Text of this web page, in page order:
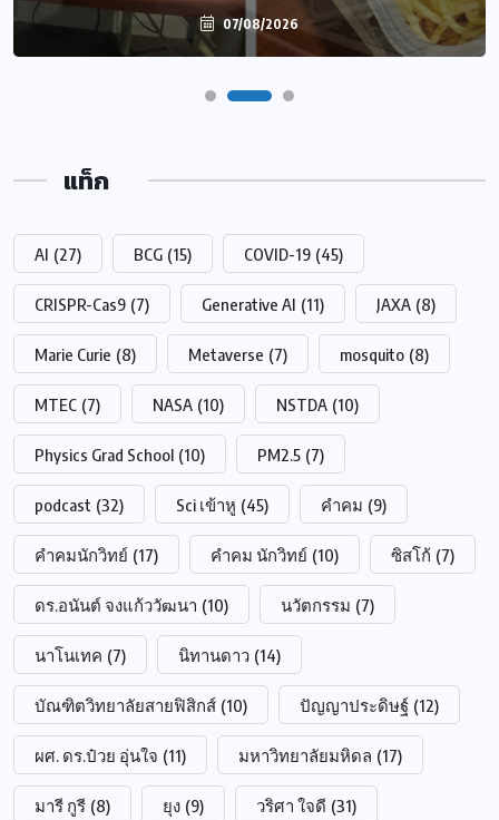
07/08/2026
07/08/2026
แท็ก
AI (27) BCG (15) COVID-19 (45)
CRISPR-Cas9 (7) Generative AI (11) JAXA (8)
Marie Curie (8) Metaverse (7) mosquito (8)
MTEC (7) NASA (10) NSTDA (10)
Physics Grad School (10) PM2.5 (7)
podcast (32) Sci เข้าหู (45) คำคม (9)
คำคมนักวิทย์ (17) คำคม นักวิทย์ (10) ซิสโก้ (7)
ดร.อนันต์ จงแก้ววัฒนา (10) นวัตกรรม (7)
นาโนเทค (7) นิทานดาว (14)
บัณฑิตวิทยาลัยสายฟิสิกส์ (10) ปัญญาประดิษฐ์ (12)
ผศ. ดร.ป๋วย อุ่นใจ (11) มหาวิทยาลัยมหิดล (17)
มารี กูรี (8) ยุง (9) วริศา ใจดี (31)